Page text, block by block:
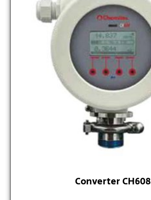
Converter CH608